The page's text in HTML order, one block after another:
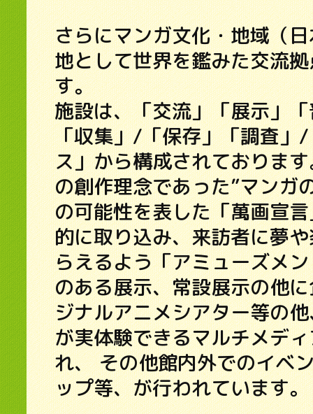
さらにマンガ文化・地域（
地として世界を鑑みた交流
す。
施設は、「交流」「展示」
「収集」/「保存」「調査」
ス」から構成されておりま
の創作理念であった”マンガ
の可能性を表した「萬画宣
的に取り込み、来訪者に夢
らえるよう「アミューズメ
のある展示、常設展示の他
ジナルアニメシアター等の
が実体験できるマルチメデ
れ、 その他館内外でのイベ
ップ等、が行われています。